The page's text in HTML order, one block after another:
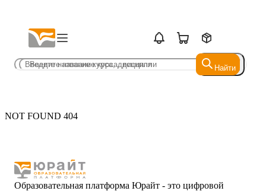
Найти
Найти
NOT FOUND 404
Образовательная платформа Юрайт - это цифровой